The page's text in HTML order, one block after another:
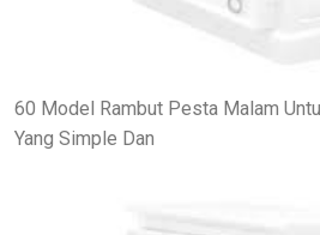
60 Model Rambut Pesta Malam
Yang Simple Dan